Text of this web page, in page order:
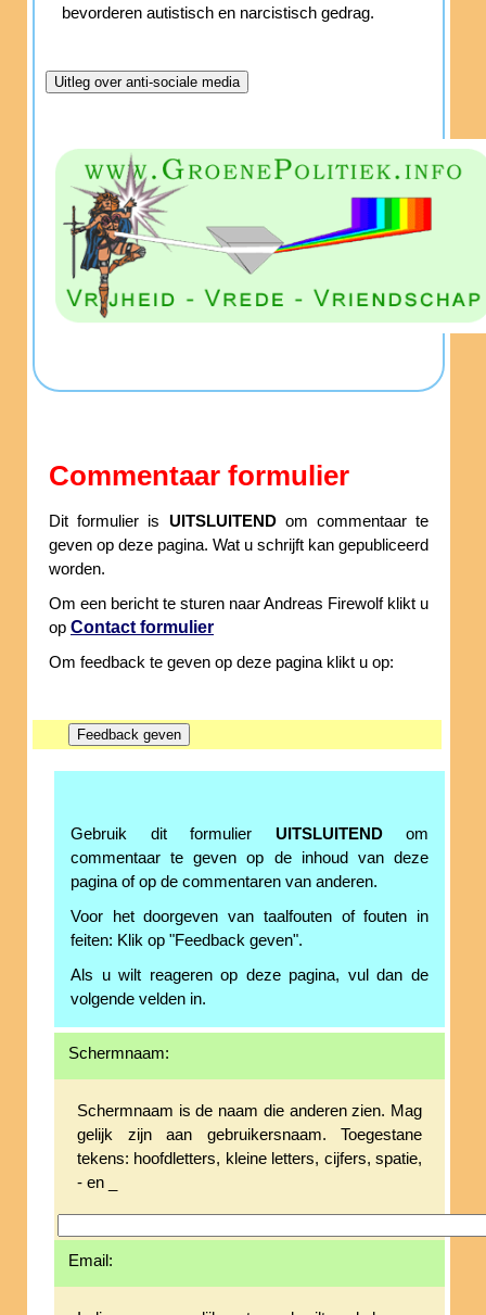
bevorderen autistisch en narcistisch gedrag.
Commentaar formulier
Dit formulier is UITSLUITENDom commentaar te
geven op deze pagina. Wat u schrijft kan gepubliceerd
worden.
Om een bericht te sturen naar Andreas Firewolf klikt u
op Contact formulier
Om feedback te geven op deze pagina klikt u op:
Gebruik dit formulier UITSLUITENDom
commentaar te geven op de inhoud van deze
pagina of op de commentaren van anderen.
Voor het doorgeven van taalfouten of fouten in
feiten: Klik op "Feedback geven".
Als u wilt reageren op deze pagina, vul dan de
volgende velden in.
Schermnaam:
Schermnaam is de naam die anderen zien. Mag
gelijk zijn aan gebruikersnaam. Toegestane
tekens: hoofdletters, kleine letters, cijfers, spatie,
- en _
Email: